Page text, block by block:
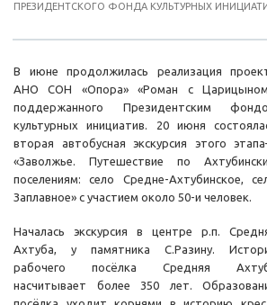
ПРЕЗИДЕНТСКОГО ФОНДА КУЛЬТУРНЫХ
В июне продолжилась реализация
АНО СОН «Опора» «Роман с
поддержанного Президентским
культурных инициатив. 20 июня
вторая автобусная экскурсия этого
«Заволжье. Путешествие по
поселениям: село Средне-Ахтубинское,
Заплавное» с участием около 50-и человек.
Началась экскурсия в центре р.п.
Ахтуба, у памятника С.Разину.
рабочего посёлка Средняя
насчитывает более 350 лет.